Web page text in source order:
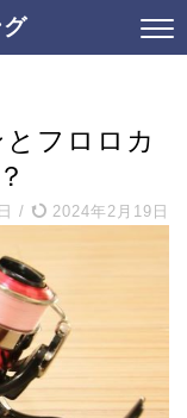
フロロカ
/ 2024年2月19日